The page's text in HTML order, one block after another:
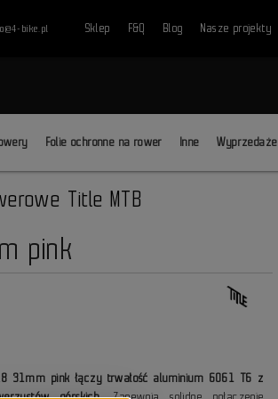
bike.pl Sklep F&Q Blog Nasze projekty
Folie ochronne na rower Inne Wyprzedaże
Title MTB
pink
31mm pink łączy trwałość aluminium 6061 T6 z
górskich. Zapewnia solidne połączenie